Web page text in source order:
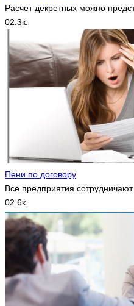
Расчет декретных можно
02.3к.
Пени по договору
Все предприятия
02.6к.